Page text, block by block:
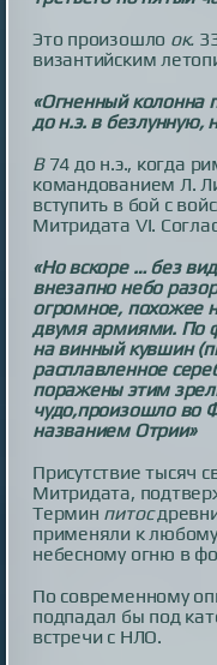
Это произошло ок.
византийским
«Огненный колонна
до н.э. в безлунную,
В74 до н.э., когда
командованием Л.
вступить в бой с
Митридата VI.
«Но вскоре … без
внезапно небо
огромное, похожее
двумя армиями. По
на винный кувшин
расплавленное
поражены этим
чудо,произошло во
названием Отрии»
Присутствие тысяч
Митридата,
Термин питос
применяли к
небесному огню в
По современному
подпадал бы под
встречи с НЛО.